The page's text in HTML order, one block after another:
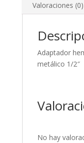
Valoraciones (0)
Adaptador
metálico 1/2″
No hay